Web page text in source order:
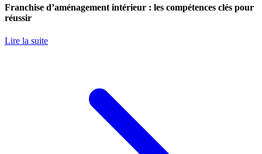
Franchise d’aménagement intérieur : les compétences clés pour
réussir
Lire la suite